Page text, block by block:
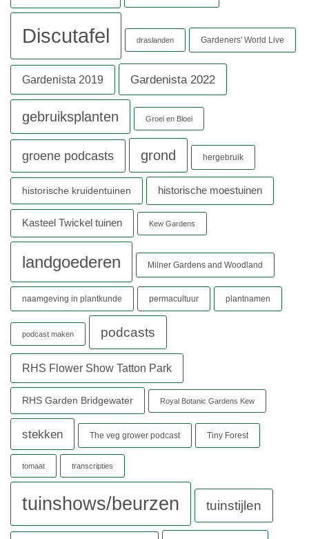
Discutafel draslanden Gardeners' World Live
Gardenista 2019 Gardenista 2022
gebruiksplanten Groei en Bloei
groene podcasts grond hergebruik
historische kruidentuinen historische moestuinen
Kasteel Twickel tuinen Kew Gardens
landgoederen Milner Gardens and Woodland
naamgeving in plantkunde permacultuur plantnamen
podcast maken podcasts
RHS Flower Show Tatton Park
RHS Garden Bridgewater Royal Botanic Gardens Kew
stekken The veg grower podcast Tiny Forest
tomaat transcripties
tuinshows/beurzen tuinstijlen